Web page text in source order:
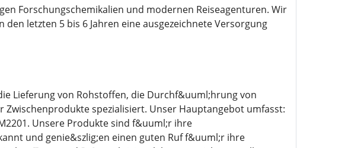
Forschungschemikalien und modernen Reiseagenturen. Wir
letzten 5 bis 6 Jahren eine ausgezeichnete Versorgung
Lieferung von Rohstoffen, die Durchf&uuml;hrung von
spezialisiert. Unser Hauptangebot umfasst:
Unsere Produkte sind f&uuml;r ihre
und genie&szlig;en einen guten Ruf f&uuml;r ihre